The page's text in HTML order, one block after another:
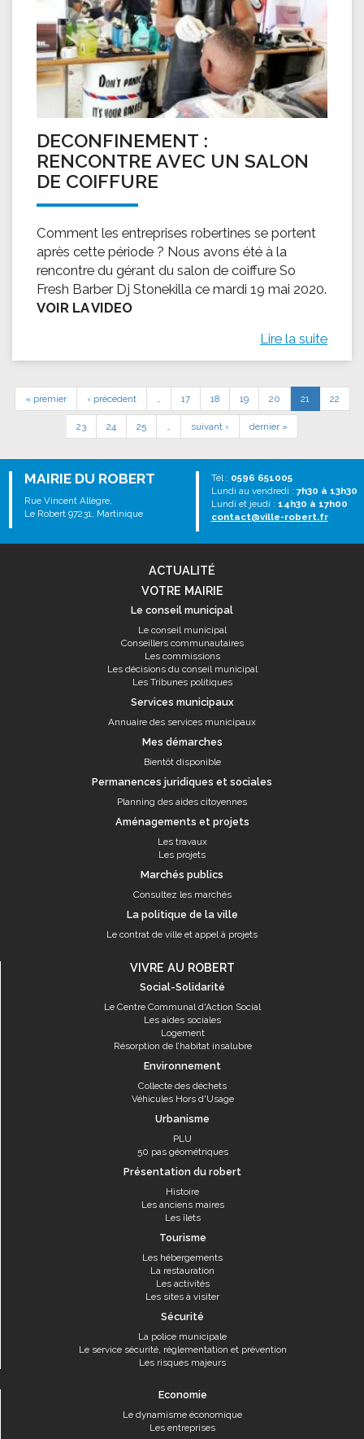
DECONFINEMENT :
RENCONTRE AVEC UN SALON
DE COIFFURE
Comment les entreprises robertines se portent
après cette période ? Nous avons été à la
rencontre du gérant du salon de coiffure So
Fresh Barber Dj Stonekilla ce mardi 19 mai 2020.
VOIR LA VIDEO
Lire la suite
« premier ‹ précédent … 17 18 19 20 21 22
23 24 25 … suivant › dernier »
MAIRIE DU ROBERT
Rue Vincent Allègre,
Le Robert 97231, Martinique
Tél : 0596 651005
Lundi au vendredi : 7h30 à 13h30
Lundi et jeudi : 14h30 à 17h00
contact@ville-robert.fr
ACTUALITÉ
VOTRE MAIRIE
Le conseil municipal
Le conseil municipal
Conseillers communautaires
Les commissions
Les décisions du conseil municipal
Les Tribunes politiques
Services municipaux
Annuaire des services municipaux
Mes démarches
Bientôt disponible
Permanences juridiques et sociales
Planning des aides citoyennes
Aménagements et projets
Les travaux
Les projets
Marchés publics
Consultez les marchés
La politique de la ville
Le contrat de ville et appel à projets
VIVRE AU ROBERT
Social-Solidarité
Le Centre Communal d'Action Social
Les aides sociales
Logement
Résorption de l’habitat insalubre
Environnement
Collecte des déchets
Véhicules Hors d'Usage
Urbanisme
PLU
50 pas géométriques
Présentation du robert
Histoire
Les anciens maires
Les îlets
Tourisme
Les hébergements
La restauration
Les activités
Les sites à visiter
Sécurité
La police municipale
Le service sécurité, réglementation et prévention
Les risques majeurs
Economie
Le dynamisme économique
Les entreprises